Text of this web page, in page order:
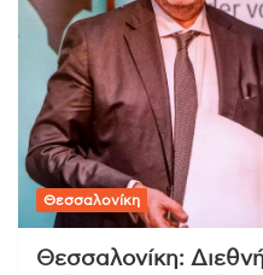
Θεσσαλονίκη
Θεσσαλονίκη: